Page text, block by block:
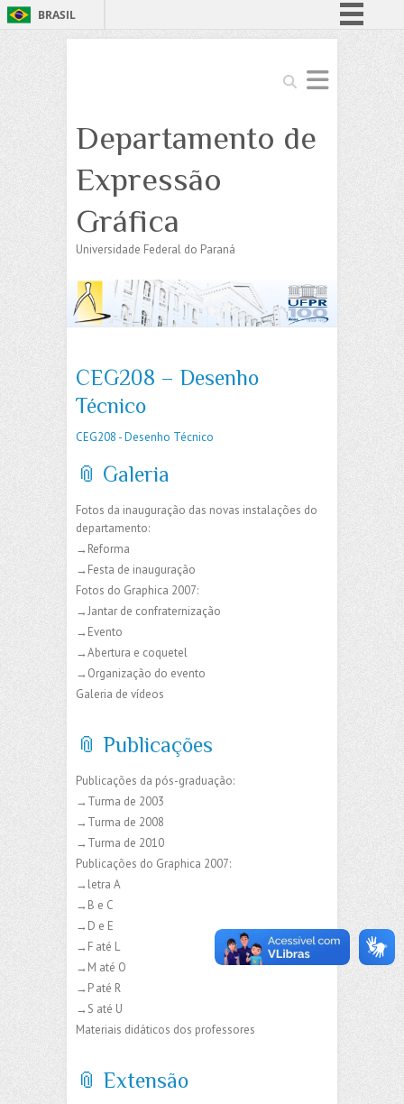
BRASIL
Simplifique!
Comunica BR
Acesso à informação
Search
Departamento de
Expressão
Gráfica
Universidade Federal do Paraná
CEG208 – Desenho
Técnico
CEG208 - Desenho Técnico
📎 Galeria
Fotos da inauguração das novas instalações do
departamento:
→Reforma
→Festa de inauguração
Fotos do Graphica 2007:
→Jantar de confraternização
→Evento
→Abertura e coquetel
→Organização do evento
Galeria de vídeos
📎 Publicações
Publicações da pós-graduação:
→Turma de 2003
→Turma de 2008
→Turma de 2010
Publicações do Graphica 2007:
→letra A
→B e C
→D e E
→F até L
→M até O
→P até R
→S até U
Materiais didáticos dos professores
📎 Extensão